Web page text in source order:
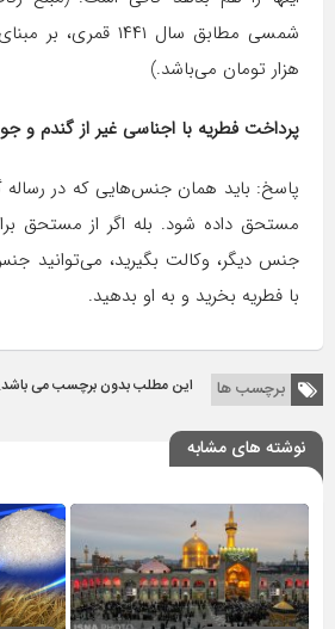
شمسی مطابق سال ۱۴۴۱
هزار تومان می‌باشد.)
پرداخت فطریه با اجناسی غیر از گندم و جو
پاسخ: باید همان جنس‌هایی که در رساله
مستحق داده شود. بله اگر از مستحق
جنس دیگر، وکالت بگیرید، می‌توانید
با فطریه بخرید و به او بدهید.
برچسب ها این مطلب بدون برچسب می باشد.
نوشته های مشابه